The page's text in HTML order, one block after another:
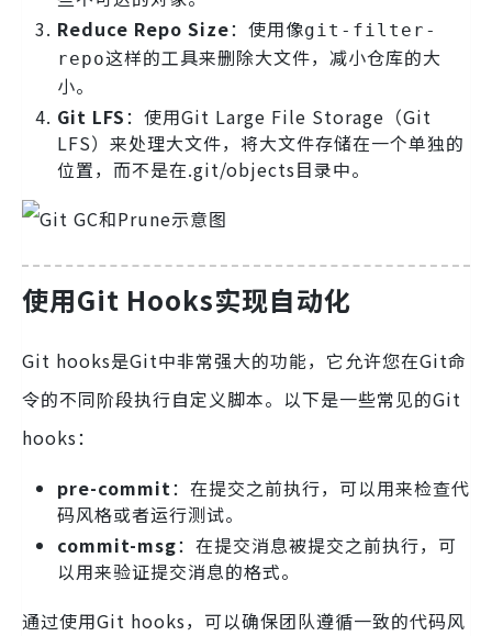
Reduce Repo Size：使用像git-filter-
repo这样的工具来删除大文件，减小仓库的大
小。
Git LFS：使用Git Large File Storage（Git
LFS）来处理大文件，将大文件存储在一个单独的
位置，而不是在.git/objects目录中。
使用Git Hooks实现自动化
Git hooks是Git中非常强大的功能，它允许您在Git命
令的不同阶段执行自定义脚本。以下是一些常见的Git
hooks：
pre-commit：在提交之前执行，可以用来检查代
码风格或者运行测试。
commit-msg：在提交消息被提交之前执行，可
以用来验证提交消息的格式。
通过使用Git hooks，可以确保团队遵循一致的代码风